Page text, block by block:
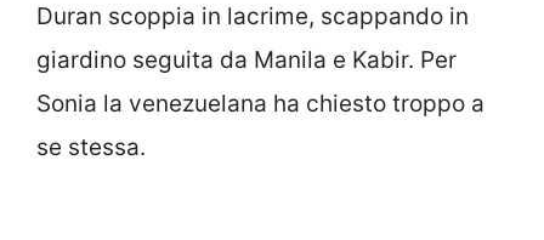
Duran scoppia in lacrime, scappando in
giardino seguita da Manila e Kabir. Per
Sonia la venezuelana ha chiesto troppo a
se stessa.